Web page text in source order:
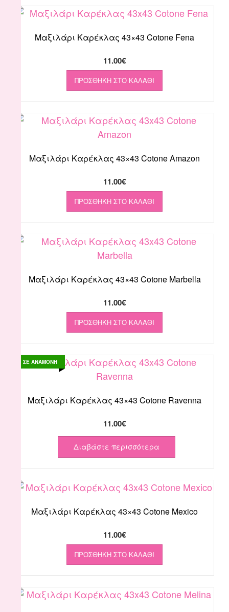
Μαξιλάρι Καρέκλας 43×43 Cotone Fena
11.00€
ΠΡΟΣΘΉΚΗ ΣΤΟ ΚΑΛΆΘΙ
Μαξιλάρι Καρέκλας 43×43 Cotone Amazon
11.00€
ΠΡΟΣΘΉΚΗ ΣΤΟ ΚΑΛΆΘΙ
Μαξιλάρι Καρέκλας 43×43 Cotone Marbella
11.00€
ΠΡΟΣΘΉΚΗ ΣΤΟ ΚΑΛΆΘΙ
ΣΕ ΑΝΑΜΟΝΗ
Μαξιλάρι Καρέκλας 43×43 Cotone Ravenna
11.00€
Διαβάστε περισσότερα
Μαξιλάρι Καρέκλας 43×43 Cotone Mexico
11.00€
ΠΡΟΣΘΉΚΗ ΣΤΟ ΚΑΛΆΘΙ